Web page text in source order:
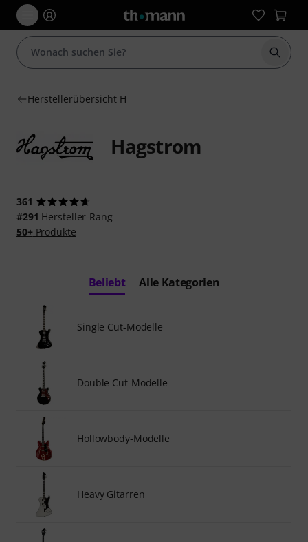
Suche
Herstellerübersicht H
Hagstrom
361
#291 Hersteller-Rang
50+Produkte
Beliebt Alle Kategorien
Single Cut-Modelle
Double Cut-Modelle
Hollowbody-Modelle
Heavy Gitarren